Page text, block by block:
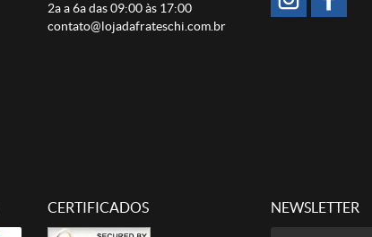
2a a 6a das 09:00 às 17:00
contato@lojadafrateschi.com.br
CERTIFICADOS NEWSLETTER